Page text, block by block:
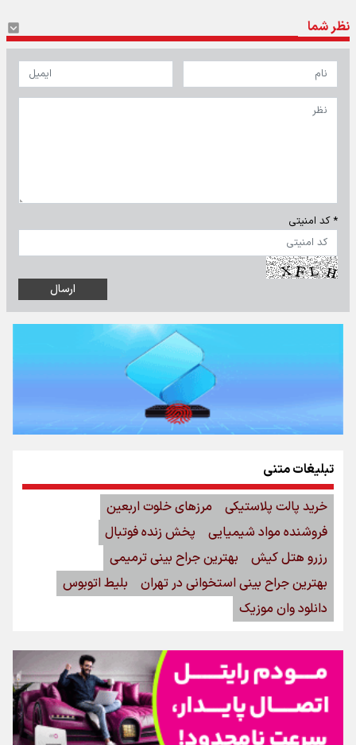
نظر شما
* کد امنیتی
تبلیغات متنی
خرید پالت پلاستیکی
مرزهای خلوت اربعین
فروشنده مواد شیمیایی
پخش زنده فوتبال
رزرو هتل کیش
بهترین جراح بینی ترمیمی
بهترین جراح بینی استخوانی در تهران
بلیط اتوبوس
دانلود وان موزیک